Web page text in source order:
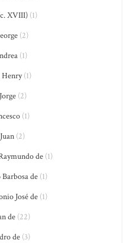
XVIII)(1)
(2)
(1)
Henry(1)
(2)
(1)
(2)
de (1)
de(1)
José de(1)
de(22)
de(3)